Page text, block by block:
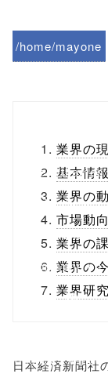
/home/mayone
ml/wp-
content/themes
/tapbiz_theme/
parts/sns-
buttons.php on
line10
onclick="windo
業界の
基本情報
業界の
市場動向
業界の
業界の
業界研
日本経済新聞社